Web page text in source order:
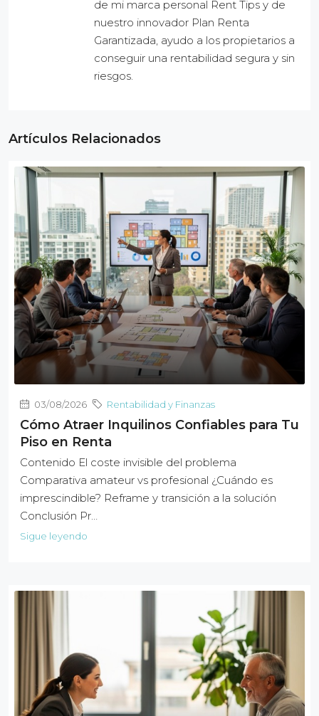
de mi marca personal Rent Tips y de
nuestro innovador Plan Renta
Garantizada, ayudo a los propietarios a
conseguir una rentabilidad segura y sin
riesgos.
Artículos Relacionados
03/08/2026 Rentabilidad y Finanzas
Cómo Atraer Inquilinos Confiables para Tu
Piso en Renta
Contenido El coste invisible del problema
Comparativa amateur vs profesional ¿Cuándo es
imprescindible? Reframe y transición a la solución
Conclusión Pr…
Sigue leyendo